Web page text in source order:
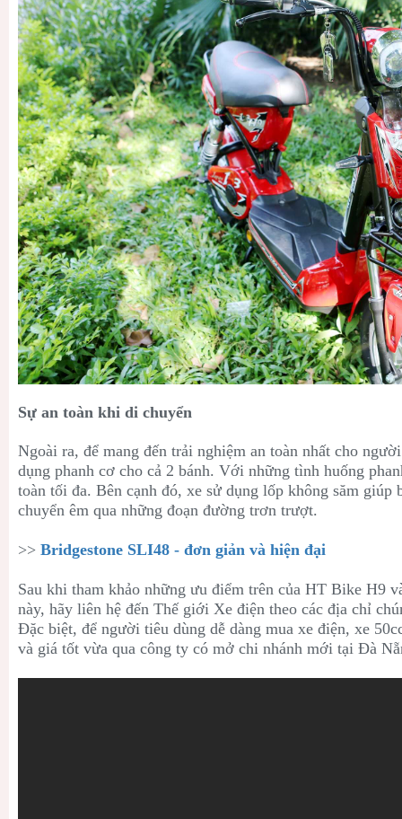
Sự an toàn khi di chuyển
Ngoài ra, để mang đến trải nghiệm an toàn nhất cho
dụng phanh cơ cho cả 2 bánh. Với những tình huống
toàn tối đa. Bên cạnh đó, xe sử dụng lốp không săm giúp
chuyển êm qua những đoạn đường trơn trượt.
>> Bridgestone SLI48 - đơn giản và hiện đại
Sau khi tham khảo những ưu điểm trên của HT Bike H9
này, hãy liên hệ đến Thế giới Xe điện theo các địa chỉ
Đặc biệt, để người tiêu dùng dễ dàng mua xe điện, xe
và giá tốt vừa qua công ty có mở chi nhánh mới tại Đà